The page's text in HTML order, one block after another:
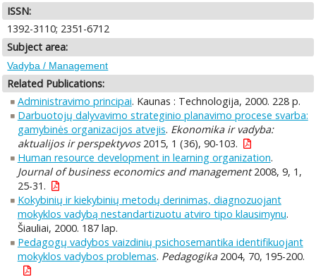
ISSN:
1392-3110; 2351-6712
Subject area:
Vadyba / Management
Related Publications:
Administravimo principai. Kaunas : Technologija, 2000. 228 p.
Darbuotojų dalyvavimo strateginio planavimo procese svarba:
gamybinės organizacijos atvejis. Ekonomika ir vadyba:
aktualijos ir perspektyvos2015, 1 (36), 90-103.
Human resource development in learning organization.
Journal of business economics and management2008, 9, 1,
25-31.
Kokybinių ir kiekybinių metodų derinimas, diagnozuojant
mokyklos vadybą nestandartizuotu atviro tipo klausimynu.
Šiauliai, 2000. 187 lap.
Pedagogų vadybos vaizdinių psichosemantika identifikuojant
mokyklos vadybos problemas. Pedagogika2004, 70, 195-200.